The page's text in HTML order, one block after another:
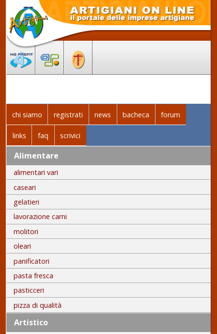
chi siamo registrati news bacheca forum
links faq scrivici
Alimentare
alimentari vari
caseari
gelatieri
lavorazione carni
molitori
oleari
panificatori
pasta fresca
pasticceri
pizza di qualità
Artistico